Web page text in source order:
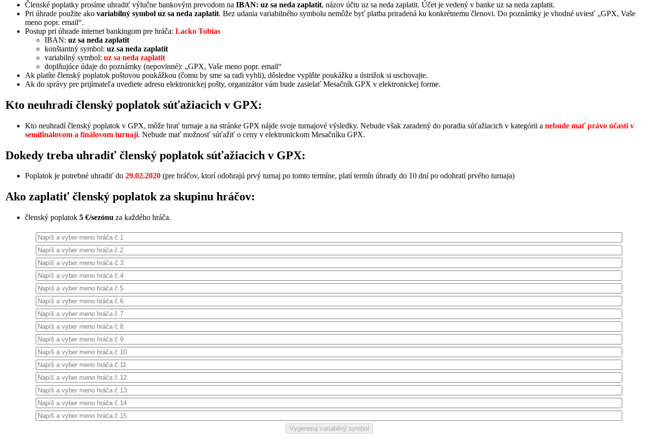
Členské poplatky prosíme uhradiť výlučne bankovým prevodom na IBAN: uz sa neda zaplatit, názov účtu uz sa neda zaplatit. Účet je vedený v banke uz sa neda zaplatit.
Pri úhrade použite ako variabilný symbol uz sa neda zaplatit. Bez udania variabilného symbolu nemôže byť platba priradená ku konkrétnemu členovi. Do poznámky je vhodné uviesť „GPX, Vaše
meno popr. email“.
Postup pri úhrade internet bankingom pre hráča: Lacko Tobias
IBAN: uz sa neda zaplatit
konštantný symbol: uz sa neda zaplatit
variabilný symbol: uz sa neda zaplatit
doplňujúce údaje do poznámky (nepovinné): „GPX, Vaše meno popr. email“
Ak platíte členský poplatok poštovou poukážkou (čomu by sme sa radi vyhli), dôsledne vyplňte poukážku a ústrižok si uschovajte.
Ak do správy pre prijímateľa uvediete adresu elektronickej pošty, organizátor vám bude zasielať Mesačník GPX v elektronickej forme.
Kto neuhradí členský poplatok súťažiacich v GPX:
Kto neuhradí členský poplatok v GPX, môže hrať turnaje a na stránke GPX nájde svoje turnajové výsledky. Nebude však zaradený do poradia súťažiacich v kategórii a nebude mať právo účasti v
semifinálovom a finálovom turnaji. Nebude mať možnosť súťažiť o ceny v elektronickom Mesačníku GPX.
Dokedy treba uhradiť členský poplatok súťažiacich v GPX:
Poplatok je potrebné uhradiť do 29.02.2020 (pre hráčov, ktorí odohrajú prvý turnaj po tomto termíne, platí termín úhrady do 10 dní po odohratí prvého turnaja)
Ako zaplatiť členský poplatok za skupinu hráčov:
členský poplatok 5 €/sezónu za každého hráča.